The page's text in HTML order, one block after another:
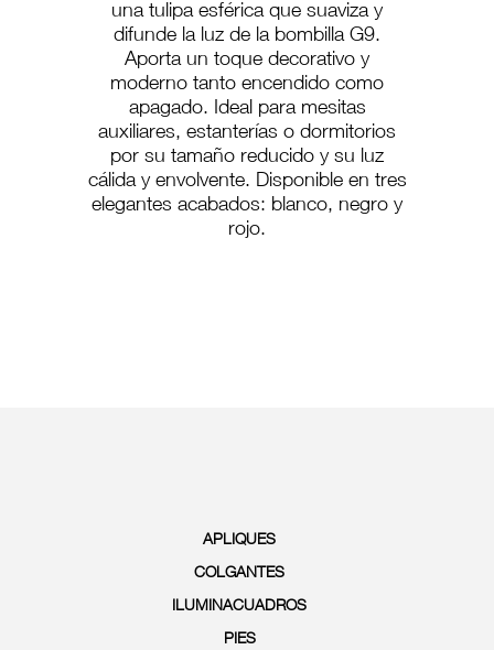
una tulipa esférica que suaviza y
difunde la luz de la bombilla G9.
Aporta un toque decorativo y
moderno tanto encendido como
apagado. Ideal para mesitas
auxiliares, estanterías o dormitorios
por su tamaño reducido y su luz
cálida y envolvente. Disponible en tres
elegantes acabados: blanco, negro y
rojo.
APLIQUES
COLGANTES
ILUMINACUADROS
PIES